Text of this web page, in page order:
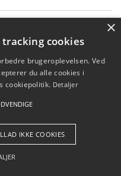
Aps
×
cookies
brugeroplevelsen. Ved
du alle cookies i
cookiepolitik. Detaljer
IKKE COOKIES